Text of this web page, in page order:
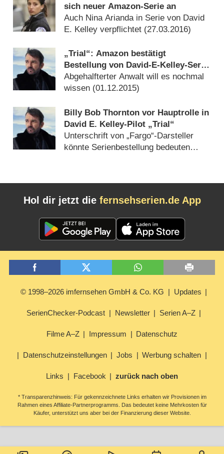
sich neuer Amazon-Serie an
Auch Nina Arianda in Serie von David
E. Kelley verpflichtet (27.03.2016)
„Trial“: Amazon bestätigt
Bestellung von David-E-Kelley-Serie
mit Billy Bob Thornton
Abgehalfterter Anwalt will es nochmal
wissen (01.12.2015)
Billy Bob Thornton vor Hauptrolle in
David E. Kelley-Pilot „Trial“
Unterschrift von „Fargo“-Darsteller
könnte Serienbestellung bedeuten
Hol dir jetzt die fernsehserien.de App
© 1998–2026 imfernsehen GmbH & Co. KG Updates
SerienChecker-Podcast Newsletter Serien A–Z
Filme A–Z Impressum Datenschutz
Datenschutzeinstellungen Jobs Werbung schalten
Links Facebook zurück nach oben
* Transparenzhinweis: Für gekennzeichnete Links erhalten wir Provisionen im
Rahmen eines Affiliate-Partnerprogramms. Das bedeutet keine Mehrkosten für
Käufer, unterstützt uns aber bei der Finanzierung dieser Website.